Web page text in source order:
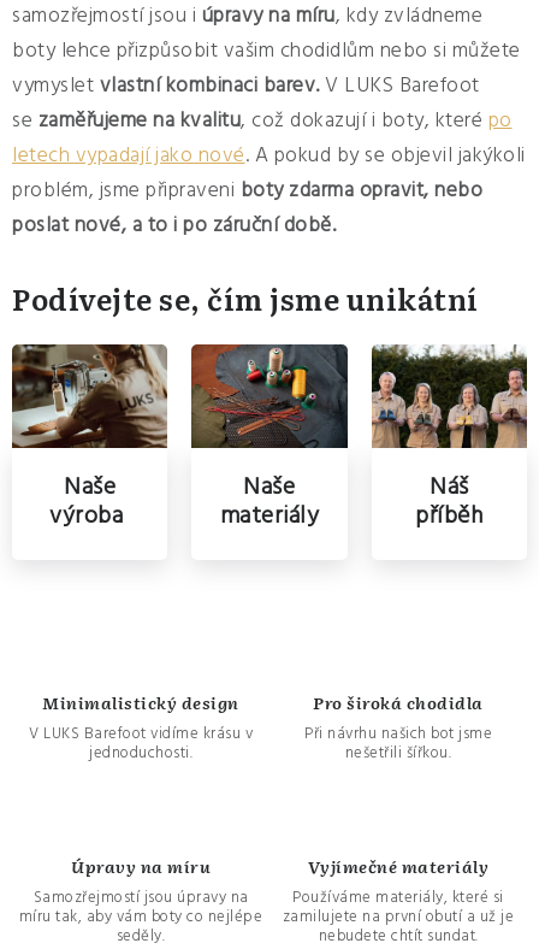
samozřejmostí jsou i úpravy na míru, kdy zvládneme
boty lehce přizpůsobit vašim chodidlům nebo si můžete
vymyslet vlastní kombinaci barev.V LUKS Barefoot
se zaměřujeme na kvalitu, což dokazují i boty, které po
letech vypadají jako nové. A pokud by se objevil jakýkoli
problém, jsme připraveni boty zdarma opravit, nebo
poslat nové, a to i po záruční době.
Podívejte se, čím jsme unikátní
Naše
výroba
Naše
materiály
Náš
příběh
Minimalistický design
V LUKS Barefoot vidíme krásu v
jednoduchosti.
Pro široká chodidla
Při návrhu našich bot jsme
nešetřili šířkou.
Úpravy na míru
Samozřejmostí jsou úpravy na
míru tak, aby vám boty co nejlépe
seděly.
Vyjímečné materiály
Používáme materiály, které si
zamilujete na první obutí a už je
nebudete chtít sundat.